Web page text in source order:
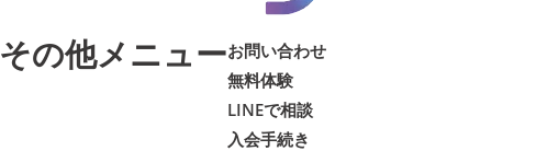
その他メニューお問い合わせ
無料体験
LINEで相談
入会手続き